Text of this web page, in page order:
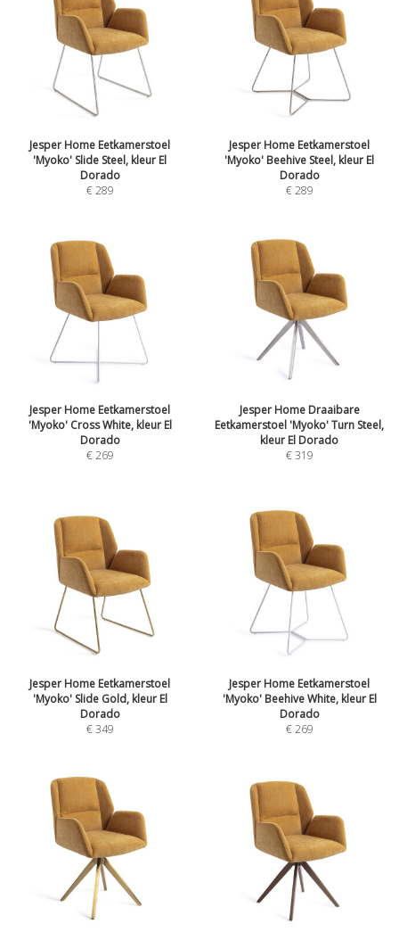
Jesper Home Eetkamerstoel
'Myoko' Slide Steel, kleur El
Dorado
€289
Jesper Home Eetkamerstoel
'Myoko' Beehive Steel, kleur El
Dorado
€289
Jesper Home Eetkamerstoel
'Myoko' Cross White, kleur El
Dorado
€269
Jesper Home Draaibare
Eetkamerstoel 'Myoko' Turn Steel,
kleur El Dorado
€319
Jesper Home Eetkamerstoel
'Myoko' Slide Gold, kleur El
Dorado
€349
Jesper Home Eetkamerstoel
'Myoko' Beehive White, kleur El
Dorado
€269